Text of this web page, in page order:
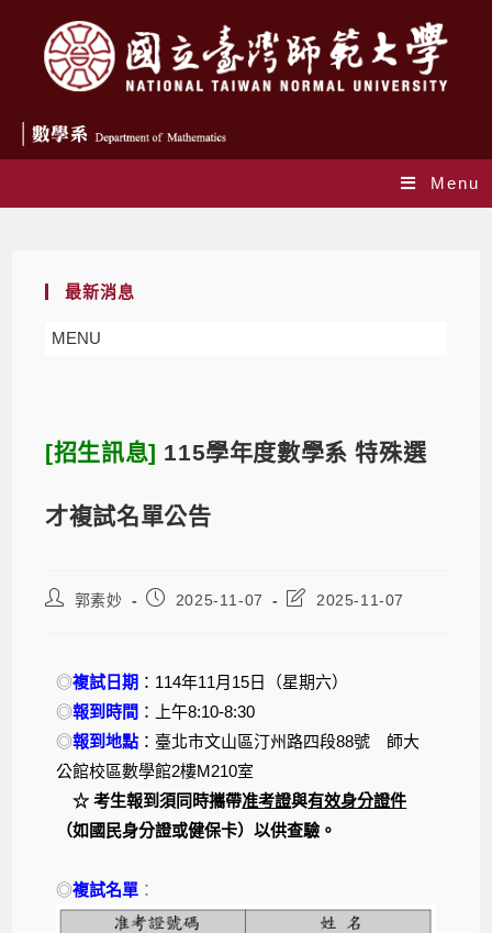
Menu
最新消息
MENU
[招生訊息] 115學年度數學系 特殊選
才複試名單公告
郭素妙 2025-11-07 2025-11-07
◎複試日期 ：114年11月15日（星期六）
◎報到時間 ：上午8:10-8:30
◎報到地點 ：臺北市文山區汀州路四段88號 師大
公館校區數學館2樓M210室
☆ 考生報到須同時攜帶准考證與有效身分證件
（如國民身分證或健保卡）以供查驗。
◎複試名單 ：